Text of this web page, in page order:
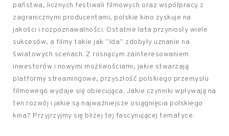
państwa, licznych festiwali filmowych oraz współpracy z
zagranicznymi producentami, polskie kino zyskuje na
jakości i rozpoznawalności. Ostatnie lata przyniosły wiele
sukcesów, a filmy takie jak “Ida” zdobyły uznanie na
światowych scenach. Z rosnącym zainteresowaniem
inwestorów i nowymi możliwościami, jakie stwarzają
platformy streamingowe, przyszłość polskiego przemysłu
filmowego wydaje się obiecująca. Jakie czynniki wpływają na
ten rozwój i jakie są najważniejsze osiągnięcia polskiego
kina? Przyjrzyjmy się bliżej tej fascynującej tematyce.